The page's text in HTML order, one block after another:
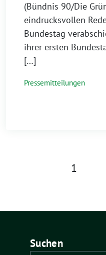
(Bündnis 90/Die
eindrucksvollen
Bundestag
ihrer ersten
[…]
Pressemitteilungen
1
Suchen